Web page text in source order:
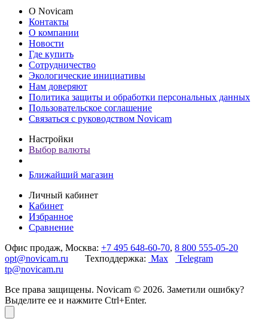
О Novicam
Контакты
О компании
Новости
Где купить
Сотрудничество
Экологические инициативы
Нам доверяют
Политика защиты и обработки персональных данных
Пользовательское соглашение
Связаться с руководством Novicam
Настройки
Выбор валюты
Ближайший магазин
Личный кабинет
Кабинет
Избранное
Сравнение
Офис продаж, Москва: +7 495 648-60-70, 8 800 555-05-20
opt@novicam.ru Техподдержка: Max
Telegram
tp@novicam.ru
Все права защищены. Novicam © 2026. Заметили ошибку?
Выделите ее и нажмите Ctrl+Enter.